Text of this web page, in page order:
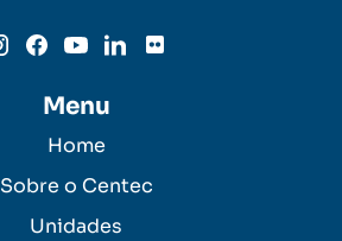
Menu
Home
Sobre o Centec
Unidades